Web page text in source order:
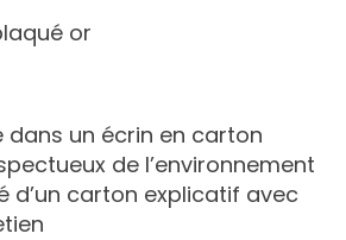
or
dans un écrin en carton
de l’environnement
d’un carton explicatif avec